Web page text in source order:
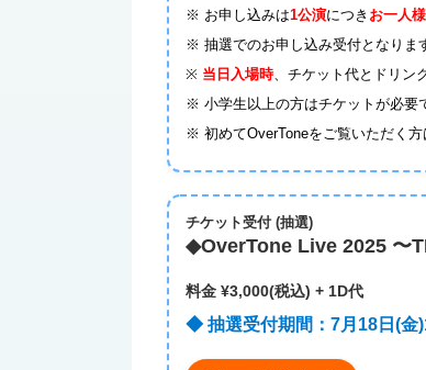
※ お申し込みは1公演につき お一人
※ 抽選でのお申し込み受付となりま
※ 当日入場時、チケット代とドリン
※ 小学生以上の方はチケットが必要
※ 初めてOverToneをご覧いただく方
チケット受付​ (抽選)​
◆OverTone Live 2025 〜
料金 ¥3,000(税込) + 1D代
◆ 抽選受付期間：7月18日(金